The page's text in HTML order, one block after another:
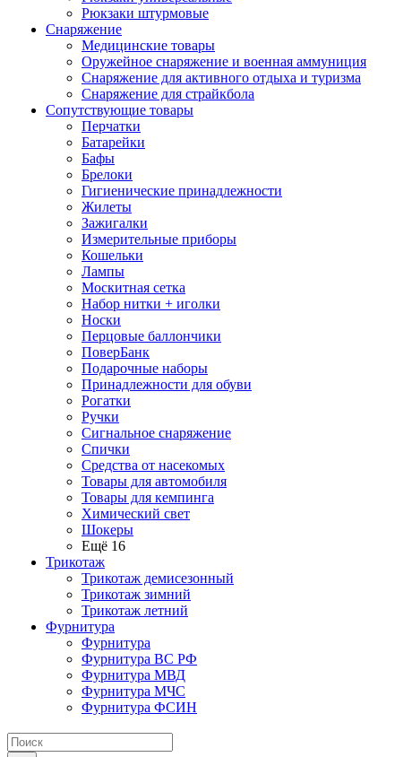
Рюкзаки штурмовые
Снаряжение
Медицинские товары
Оружейное снаряжение и военная аммуниция
Снаряжение для активного отдыха и туризма
Снаряжение для страйкбола
Сопутствующие товары
Перчатки
Батарейки
Бафы
Брелоки
Гигиенические принадлежности
Жилеты
Зажигалки
Измерительные приборы
Кошельки
Лампы
Москитная сетка
Набор нитки + иголки
Носки
Перцовые баллончики
ПоверБанк
Подарочные наборы
Принадлежности для обуви
Рогатки
Ручки
Сигнальное снаряжение
Спички
Средства от насекомых
Товары для автомобиля
Товары для кемпинга
Химический свет
Шокеры
Ещё 16
Трикотаж
Трикотаж демисезонный
Трикотаж зимний
Трикотаж летний
Фурнитура
Фурнитура
Фурнитура ВС РФ
Фурнитура МВД
Фурнитура МЧС
Фурнитура ФСИН